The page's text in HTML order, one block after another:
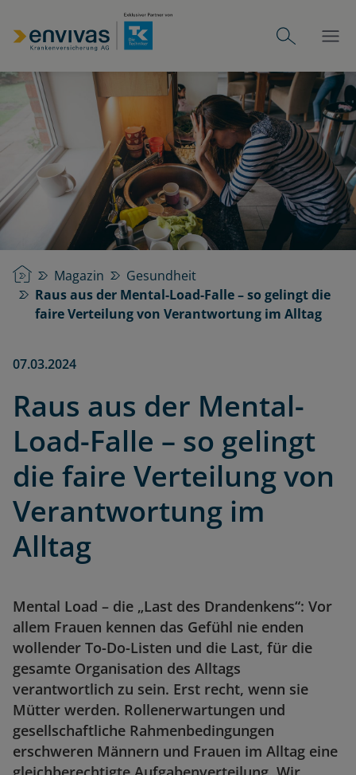
StartseiteMagazin
Gesundheit
Raus aus der Mental-Load-Falle – so gelingt die
faire Verteilung von Verantwortung im Alltag
07.03.2024
Raus aus der Mental-
Load-Falle – so gelingt
die faire Verteilung von
Verantwortung im
Alltag
Mental Load – die „Last des Drandenkens“: Vor
allem Frauen kennen das Gefühl nie enden
wollender To-Do-Listen und die Last, für die
gesamte Organisation des Alltags
verantwortlich zu sein. Erst recht, wenn sie
Mütter werden. Rollenerwartungen und
gesellschaftliche Rahmenbedingungen
erschweren Männern und Frauen im Alltag eine